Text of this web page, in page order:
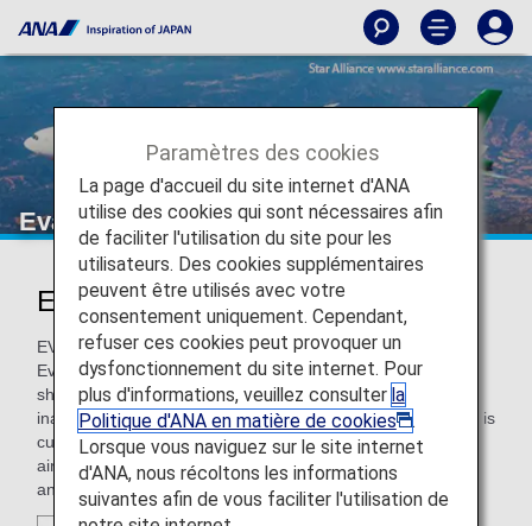
Eva Air
EVA Air (BR)
EVA Air is based in Taiwan and is a sister company of
Evergreen Marine Corporation, which is a world-famous
shipping line in terms of container operation. Since the
inauguration of its maiden flight on July 1, 1991, the carrier is
currently serving 57 destinations over 4 continents with 73
aircraft and is still steadily expanding its operation network
and fleet.
Paramètres des cookies
La page d'accueil du site internet d'ANA
utilise des cookies qui sont nécessaires afin
de faciliter l'utilisation du site pour les
utilisateurs. Des cookies supplémentaires
peuvent être utilisés avec votre
consentement uniquement. Cependant,
refuser ces cookies peut provoquer un
dysfonctionnement du site internet. Pour
plus d'informations, veuillez consulter la
Politique d'ANA en matière de cookies
.
Lorsque vous naviguez sur le site internet
d'ANA, nous récoltons les informations
suivantes afin de vous faciliter l'utilisation de